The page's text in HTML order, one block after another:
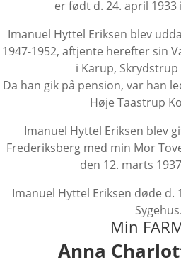
er født d. 24. april
Imanuel Hyttel Eriksen blev
1947-1952, aftjente herefter sin
i Karup,
Da han gik på pension, var han
Høje Taastrup
Imanuel Hyttel Eriksen blev
Frederiksberg med min Mor
den 12. marts
Imanuel Hyttel Eriksen døde d.
Sygehus.
Min
Anna